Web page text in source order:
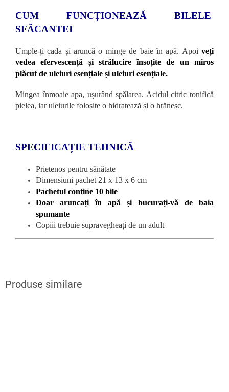
CUM FUNCȚIONEAZĂ BILELE
SFĂCANTEI
Umple-ți cada și aruncă o minge de baie în apă. Apoi veți
vedea efervescență și strălucire însoțite de un miros
plăcut de uleiuri esențiale și uleiuri esențiale.
Mingea înmoaie apa, ușurând spălarea. Acidul citric tonifică
pielea, iar uleiurile folosite o hidratează și o hrănesc.
SPECIFICAȚIE TEHNICĂ
Prietenos pentru sănătate
Dimensiuni pachet 21 x 13 x 6 cm
Pachetul contine 10 bile
Doar aruncați în apă și bucurați-vă de baia
spumante
Copiii trebuie supravegheați de un adult